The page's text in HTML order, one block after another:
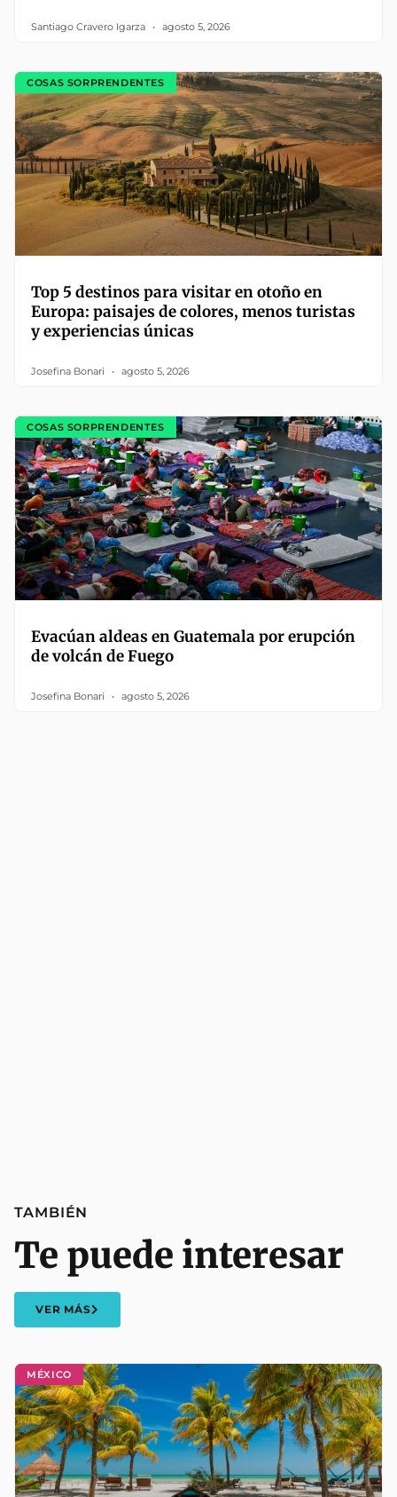
Santiago Cravero Igarza agosto 5, 2026
COSAS SORPRENDENTES
Top 5 destinos para visitar en otoño en
Europa: paisajes de colores, menos turistas
y experiencias únicas
Josefina Bonari agosto 5, 2026
COSAS SORPRENDENTES
Evacúan aldeas en Guatemala por erupción
de volcán de Fuego
Josefina Bonari agosto 5, 2026
MÉXICO
TAMBIÉN
Te puede interesar
VER MÁS